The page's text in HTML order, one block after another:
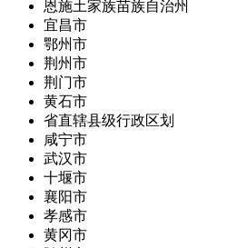
恩施土家族苗族自治州
宜昌市
鄂州市
荆州市
荆门市
黄石市
省直辖县级行政区划
咸宁市
武汉市
十堰市
襄阳市
孝感市
黄冈市